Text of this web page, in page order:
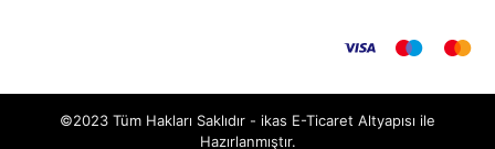
©2023 Tüm Hakları Saklıdır - ikas E-Ticaret Altyapısı ile
Hazırlanmıştır.